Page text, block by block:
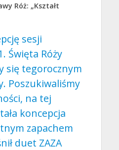
Róż: „Kształt
sesji
Święta Róży
się tegorocznym
Poszukiwaliśmy
na tej
koncepcja
zapachem
duet ZAZA